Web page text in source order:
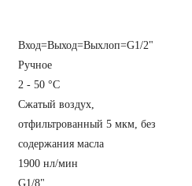
Вход=Выход=Выхлоп=G1/2"
Ручное
2 - 50 °С
Сжатый воздух,
отфильтрованный 5 мкм, без
содержания масла
1900 нл/мин
G1/8"